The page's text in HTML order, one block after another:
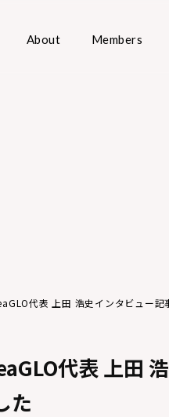
About Members
代表 上田 浩史インタビュー記
代表 上田 浩
た